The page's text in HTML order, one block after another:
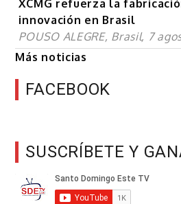
XCMG refuerza la
innovación en Brasil
POUSO ALEGRE, Brasil, 7
Más noticias
FACEBOOK
SUSCRÍBETE Y